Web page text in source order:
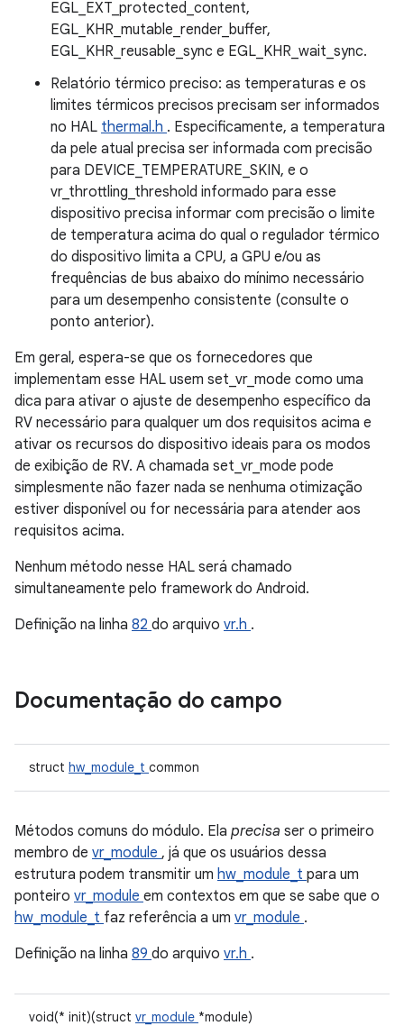
EGL_EXT_protected_content,
EGL_KHR_mutable_render_buffer,
EGL_KHR_reusable_sync e EGL_KHR_wait_sync.
Relatório térmico preciso: as temperaturas e os
limites térmicos precisos precisam ser informados
no HAL thermal.h . Especificamente, a temperatura
da pele atual precisa ser informada com precisão
para DEVICE_TEMPERATURE_SKIN, e o
vr_throttling_threshold informado para esse
dispositivo precisa informar com precisão o limite
de temperatura acima do qual o regulador térmico
do dispositivo limita a CPU, a GPU e/ou as
frequências de bus abaixo do mínimo necessário
para um desempenho consistente (consulte o
ponto anterior).
Em geral, espera-se que os fornecedores que
implementam esse HAL usem set_vr_mode como uma
dica para ativar o ajuste de desempenho específico da
RV necessário para qualquer um dos requisitos acima e
ativar os recursos do dispositivo ideais para os modos
de exibição de RV. A chamada set_vr_mode pode
simplesmente não fazer nada se nenhuma otimização
estiver disponível ou for necessária para atender aos
requisitos acima.
Nenhum método nesse HAL será chamado
simultaneamente pelo framework do Android.
Definição na linha 82 do arquivo vr.h .
Documentação do campo
struct hw_module_t common
Métodos comuns do módulo. Ela precisa ser o primeiro
membro de vr_module , já que os usuários dessa
estrutura podem transmitir um hw_module_t para um
ponteiro vr_module em contextos em que se sabe que o
hw_module_t faz referência a um vr_module .
Definição na linha 89 do arquivo vr.h .
void(* init)(struct vr_module *module)